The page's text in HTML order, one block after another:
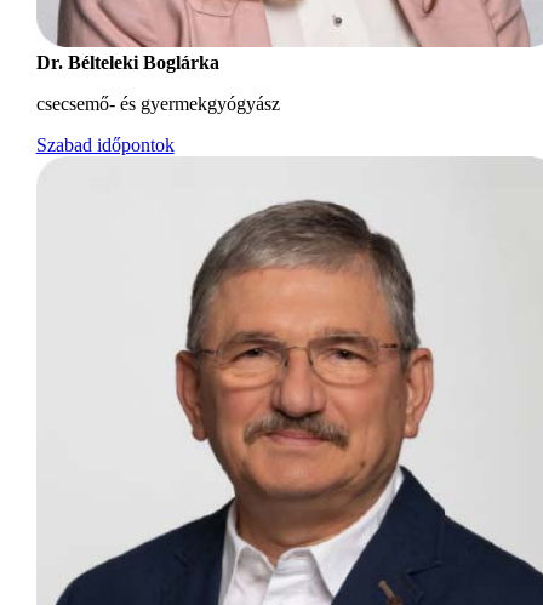
Dr. Bélteleki Boglárka
csecsemő- és gyermekgyógyász
Szabad időpontok